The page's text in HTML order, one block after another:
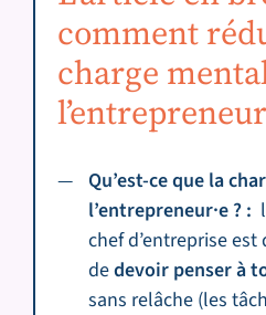
comment
charge
Qu’est-ce que la
l’entrepreneur·e ? :
chef d’entreprise
dedevoir penser à
sans relâche (les